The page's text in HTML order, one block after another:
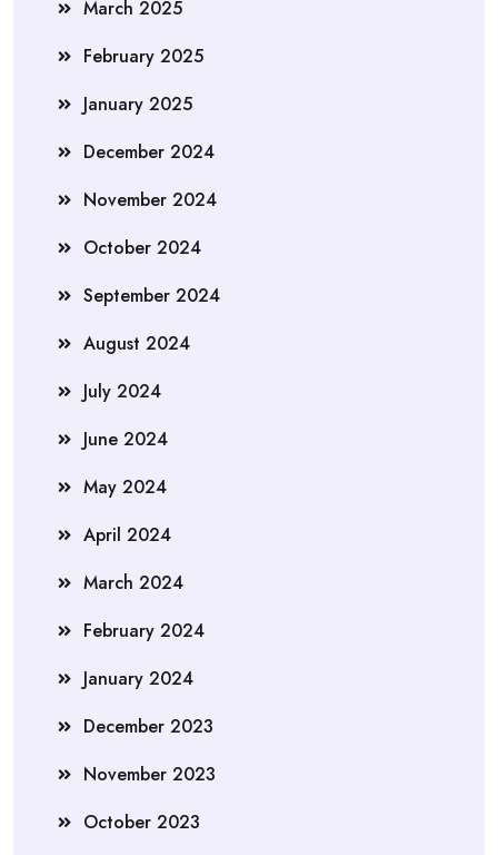
March 2025
February 2025
January 2025
December 2024
November 2024
October 2024
September 2024
August 2024
July 2024
June 2024
May 2024
April 2024
March 2024
February 2024
January 2024
December 2023
November 2023
October 2023